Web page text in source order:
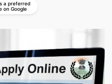
a preferred
on Google